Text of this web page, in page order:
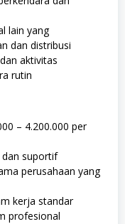
lain yang
dan distribusi
aktivitas
rutin
– 4.200.000 per
dan suportif
perusahaan yang
kerja standar
profesional